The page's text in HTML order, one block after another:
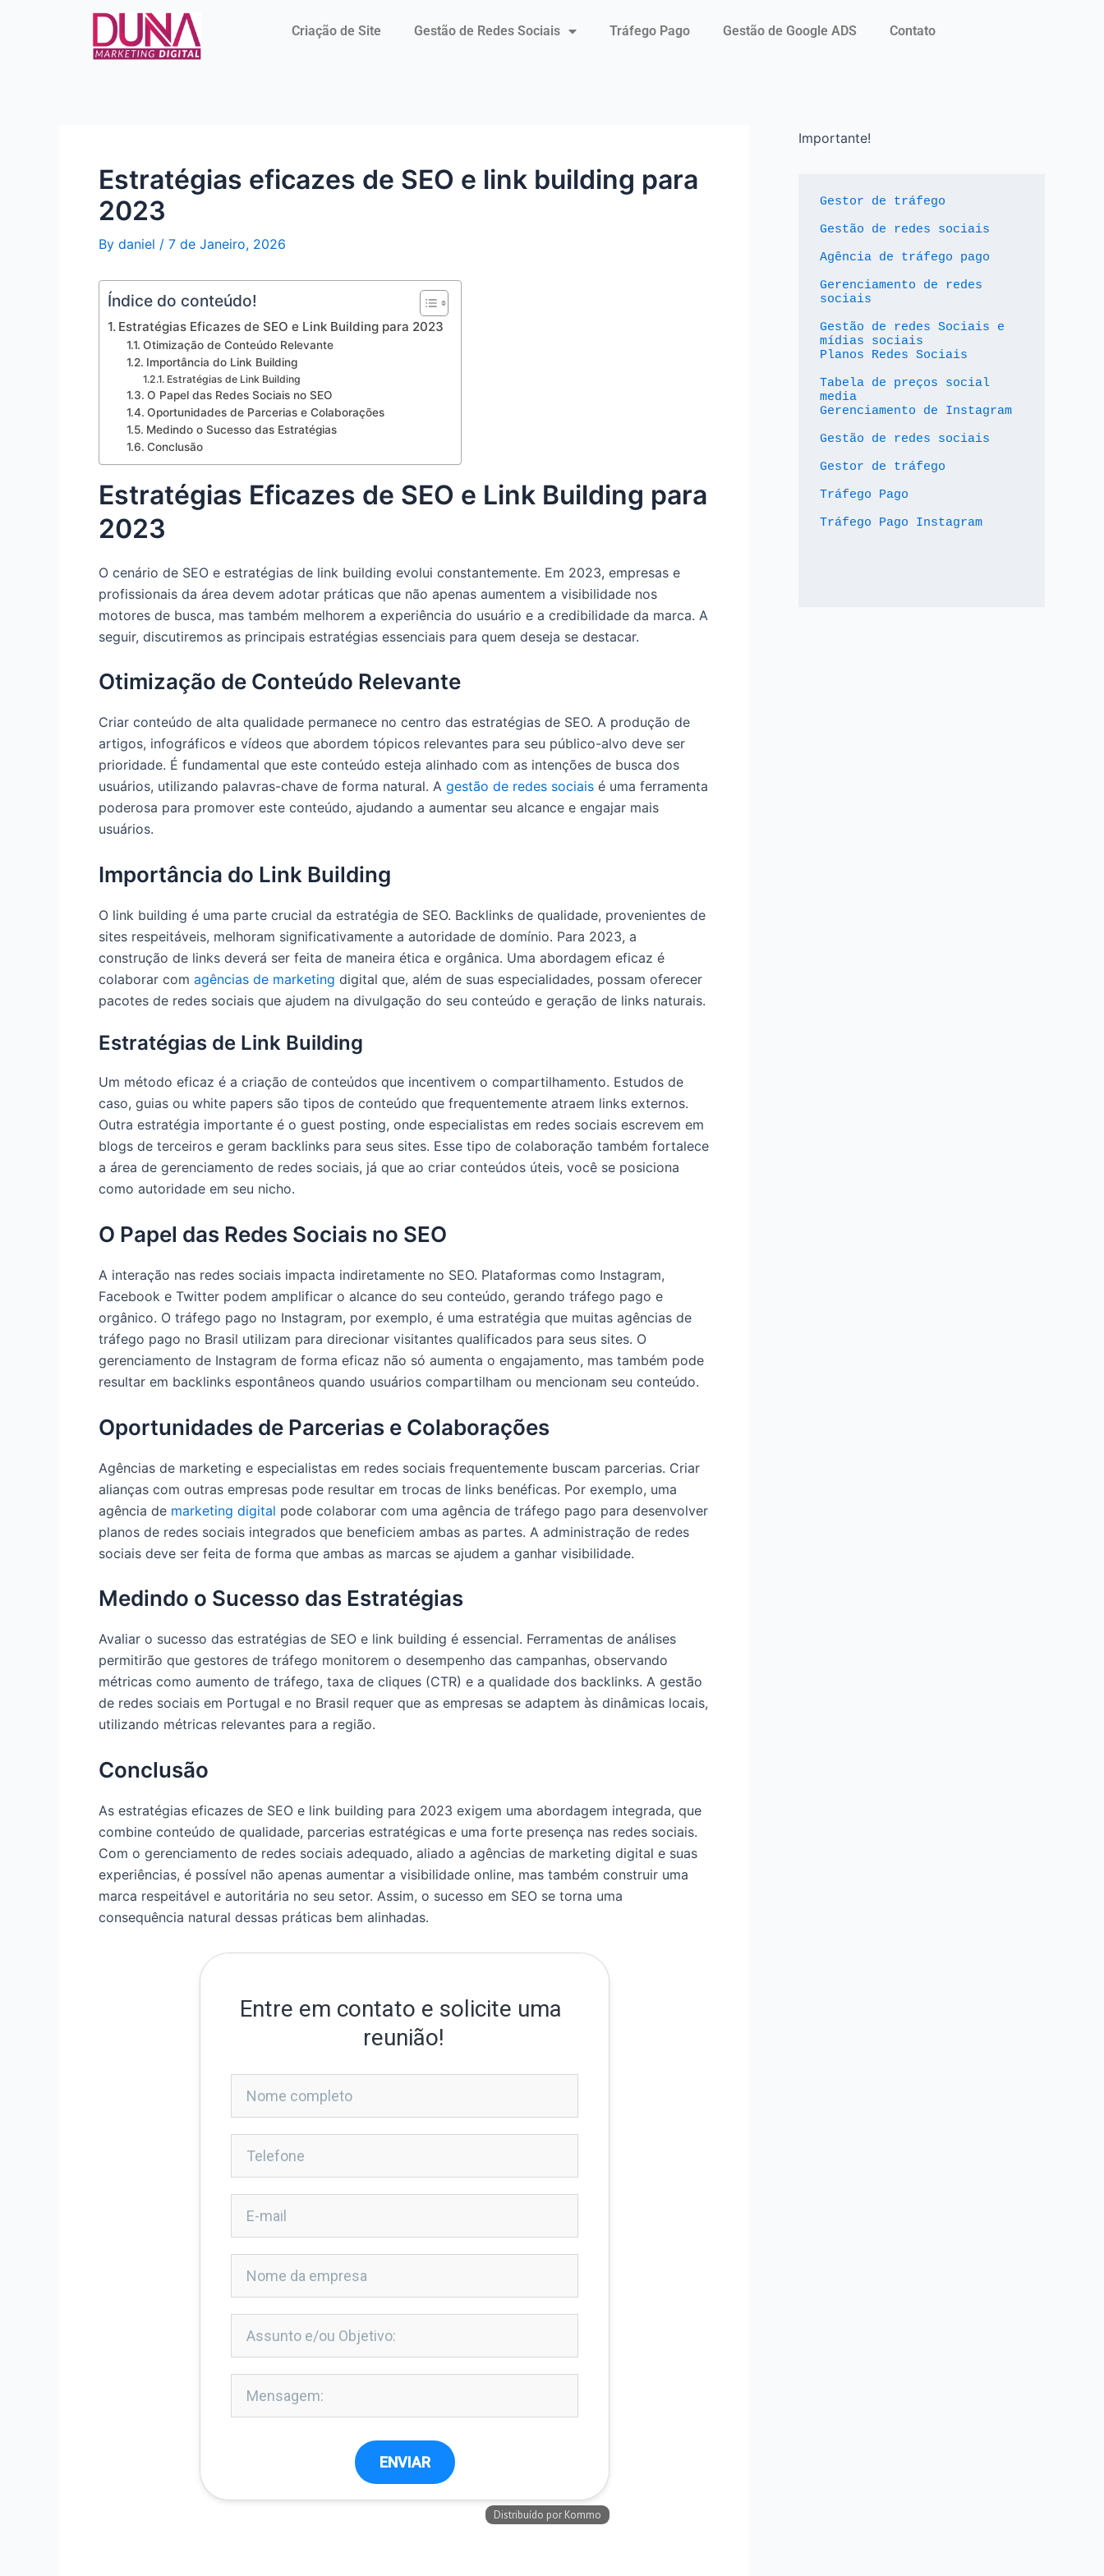
Criação de Site Gestão de Redes Sociais Tráfego Pago Gestão de Google ADS Contato
Estratégias eficazes de SEO e link building para
2023
By daniel / 7 de Janeiro, 2026
Índice do conteúdo!
Estratégias Eficazes de SEO e Link Building para 2023
Otimização de Conteúdo Relevante
Importância do Link Building
Estratégias de Link Building
O Papel das Redes Sociais no SEO
Oportunidades de Parcerias e Colaborações
Medindo o Sucesso das Estratégias
Conclusão
Estratégias Eficazes de SEO e Link Building para
2023
O cenário de SEO e estratégias de link building evolui constantemente. Em 2023, empresas e
profissionais da área devem adotar práticas que não apenas aumentem a visibilidade nos
motores de busca, mas também melhorem a experiência do usuário e a credibilidade da marca. A
seguir, discutiremos as principais estratégias essenciais para quem deseja se destacar.
Otimização de Conteúdo Relevante
Criar conteúdo de alta qualidade permanece no centro das estratégias de SEO. A produção de
artigos, infográficos e vídeos que abordem tópicos relevantes para seu público-alvo deve ser
prioridade. É fundamental que este conteúdo esteja alinhado com as intenções de busca dos
usuários, utilizando palavras-chave de forma natural. A gestão de redes sociais é uma ferramenta
poderosa para promover este conteúdo, ajudando a aumentar seu alcance e engajar mais
usuários.
Importância do Link Building
O link building é uma parte crucial da estratégia de SEO. Backlinks de qualidade, provenientes de
sites respeitáveis, melhoram significativamente a autoridade de domínio. Para 2023, a
construção de links deverá ser feita de maneira ética e orgânica. Uma abordagem eficaz é
colaborar com agências de marketing digital que, além de suas especialidades, possam oferecer
pacotes de redes sociais que ajudem na divulgação do seu conteúdo e geração de links naturais.
Estratégias de Link Building
Um método eficaz é a criação de conteúdos que incentivem o compartilhamento. Estudos de
caso, guias ou white papers são tipos de conteúdo que frequentemente atraem links externos.
Outra estratégia importante é o guest posting, onde especialistas em redes sociais escrevem em
blogs de terceiros e geram backlinks para seus sites. Esse tipo de colaboração também fortalece
a área de gerenciamento de redes sociais, já que ao criar conteúdos úteis, você se posiciona
como autoridade em seu nicho.
O Papel das Redes Sociais no SEO
A interação nas redes sociais impacta indiretamente no SEO. Plataformas como Instagram,
Facebook e Twitter podem amplificar o alcance do seu conteúdo, gerando tráfego pago e
orgânico. O tráfego pago no Instagram, por exemplo, é uma estratégia que muitas agências de
tráfego pago no Brasil utilizam para direcionar visitantes qualificados para seus sites. O
gerenciamento de Instagram de forma eficaz não só aumenta o engajamento, mas também pode
resultar em backlinks espontâneos quando usuários compartilham ou mencionam seu conteúdo.
Oportunidades de Parcerias e Colaborações
Agências de marketing e especialistas em redes sociais frequentemente buscam parcerias. Criar
alianças com outras empresas pode resultar em trocas de links benéficas. Por exemplo, uma
agência de marketing digital pode colaborar com uma agência de tráfego pago para desenvolver
planos de redes sociais integrados que beneficiem ambas as partes. A administração de redes
sociais deve ser feita de forma que ambas as marcas se ajudem a ganhar visibilidade.
Medindo o Sucesso das Estratégias
Avaliar o sucesso das estratégias de SEO e link building é essencial. Ferramentas de análises
permitirão que gestores de tráfego monitorem o desempenho das campanhas, observando
métricas como aumento de tráfego, taxa de cliques (CTR) e a qualidade dos backlinks. A gestão
de redes sociais em Portugal e no Brasil requer que as empresas se adaptem às dinâmicas locais,
utilizando métricas relevantes para a região.
Conclusão
As estratégias eficazes de SEO e link building para 2023 exigem uma abordagem integrada, que
combine conteúdo de qualidade, parcerias estratégicas e uma forte presença nas redes sociais.
Com o gerenciamento de redes sociais adequado, aliado a agências de marketing digital e suas
experiências, é possível não apenas aumentar a visibilidade online, mas também construir uma
marca respeitável e autoritária no seu setor. Assim, o sucesso em SEO se torna uma
consequência natural dessas práticas bem alinhadas.
navigation
Importante!
Gestor de tráfego
Gestão de redes sociais
Agência de tráfego pago
Gerenciamento de redes
sociais
Gestão de redes Sociais e
mídias sociais
Planos Redes Sociais
Tabela de preços social
media
Gerenciamento de Instagram
Gestão de redes sociais
Gestor de tráfego
Tráfego Pago
Tráfego Pago Instagram